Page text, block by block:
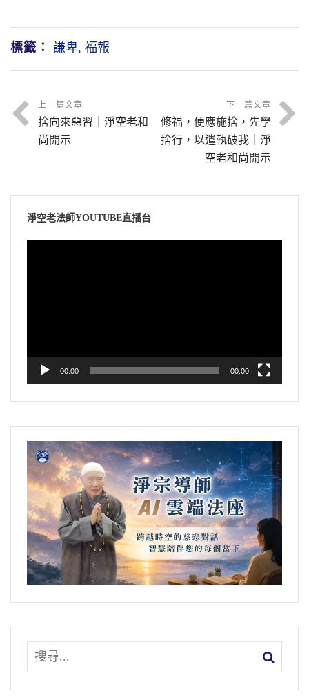
標籤： 謙卑, 福報
上一篇文章
捨向來惡習｜淨空老和
尚開示
下一篇文章
修福，便應施捨，先學
捨行，以遣執破我｜淨
空老和尚開示
淨空老法師YOUTUBE直播台
00:00 00:00